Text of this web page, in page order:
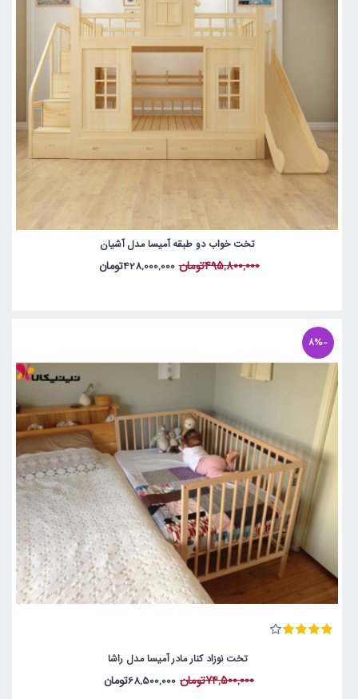
تخت خواب دو طبقه آمیسا مدل آشیان
495,800,000تومان 428,000,000تومان
-8%
تخت نوزاد کنار مادر آمیسا مدل راشا
74,500,000تومان 68,500,000تومان